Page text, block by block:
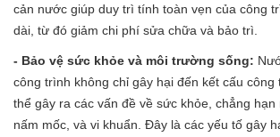
cản nước giúp duy trì tính toàn vẹn của công
dài, từ đó giảm chi phí sửa chữa và bảo trì.
- Bảo vệ sức khỏe và môi trường sống:
công trình không chỉ gây hại đến kết cấu công
thể gây ra các vấn đề về sức khỏe, chẳng hạn
nấm mốc, và vi khuẩn. Đây là các yếu tố gây